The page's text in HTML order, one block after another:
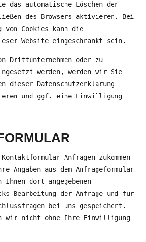
das automatische Löschen der
des Browsers aktivieren. Bei
von Cookies kann die
Website eingeschränkt sein.
Drittunternehmen oder zu
werden, werden wir Sie
dieser Datenschutzerklärung
und ggf. eine Einwilligung
Anfragen zukommen
Angaben aus dem Anfrageformular
dort angegebenen
Bearbeitung der Anfrage und für
bei uns gespeichert.
wir nicht ohne Ihre Einwilligung